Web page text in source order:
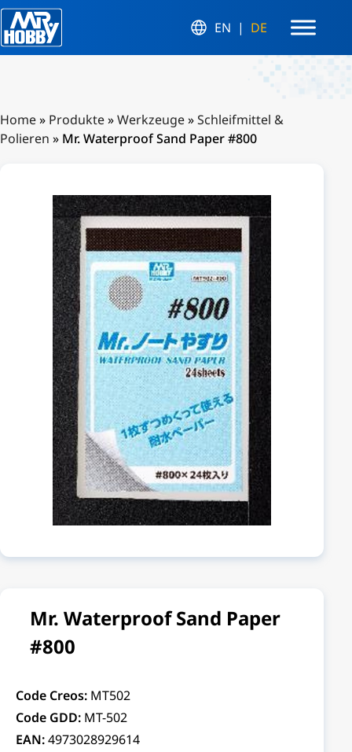
EN DE
Home» Produkte»Werkzeuge»Schleifmittel &
Polieren » Mr. Waterproof Sand Paper #800
Mr. Waterproof Sand Paper
#800
Code Creos: MT502
Code GDD: MT-502
EAN:4973028929614